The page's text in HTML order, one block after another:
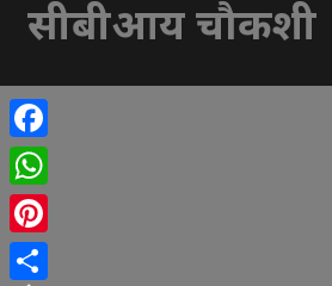
सीबीआय चौकशी
Facebook
WhatsApp
Pinterest